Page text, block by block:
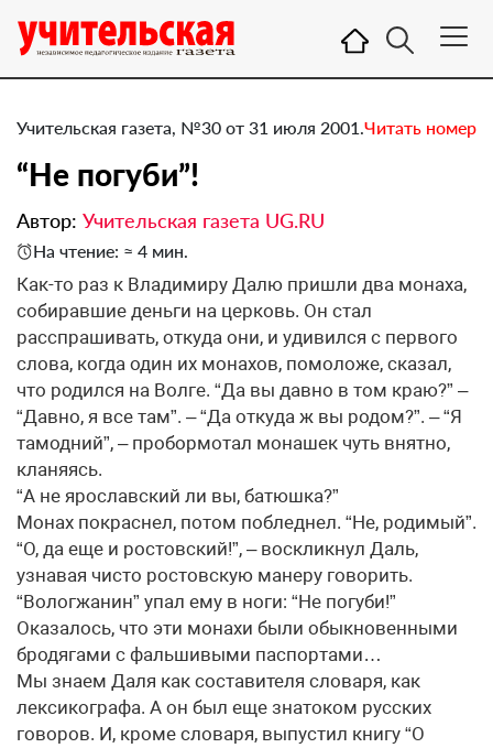
Учительская газета, №30 от 31 июля 2001.Читать номер
“Не погуби”!
Автор: Учительская газета UG.RU
На чтение: ≈ 4 мин.
Как-то раз к Владимиру Далю пришли два монаха,
собиравшие деньги на церковь. Он стал
расспрашивать, откуда они, и удивился с первого
слова, когда один их монахов, помоложе, сказал,
что родился на Волге. “Да вы давно в том краю?” –
“Давно, я все там”. – “Да откуда ж вы родом?”. – “Я
тамодний”, – пробормотал монашек чуть внятно,
кланяясь.
“А не ярославский ли вы, батюшка?”
Монах покраснел, потом побледнел. “Не, родимый”.
“О, да еще и ростовский!”, – воскликнул Даль,
узнавая чисто ростовскую манеру говорить.
“Вологжанин” упал ему в ноги: “Не погуби!”
Оказалось, что эти монахи были обыкновенными
бродягами с фальшивыми паспортами…
Мы знаем Даля как составителя словаря, как
лексикографа. А он был еще знатоком русских
говоров. И, кроме словаря, выпустил книгу “О